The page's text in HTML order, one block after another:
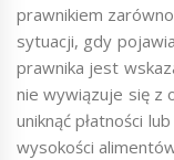
prawnikiem
sytuacji, gdy
prawnika jest
nie wywiązuje się z
uniknąć płatności
wysokości